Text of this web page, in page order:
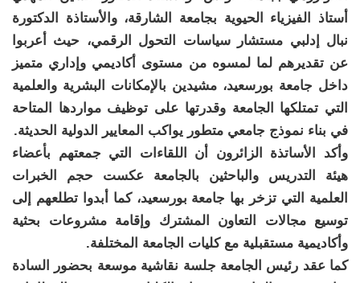
أستاذ الفيزياء الحيوية بجامعة الشارقة، والأستاذة الدكتورة
نبال إدلبي مستشار سياسات التحول الرقمي، حيث أعربوا
عن تقديرهم لما لمسوه من مستوى أكاديمي وإداري متميز
داخل جامعة بورسعيد، مشيدين بالإمكانات البشرية والعلمية
التي تمتلكها الجامعة وقدرتها على توظيف مواردها المتاحة
في بناء نموذج جامعي متطور يواكب المعايير الدولية الحديثة.
وأكد الأساتذة الزائرون أن اللقاءات التي جمعتهم بأعضاء
هيئة التدريس والباحثين بالجامعة عكست حجم الخبرات
العلمية التي تزخر بها جامعة بورسعيد، كما أبدوا تطلعهم إلى
توسيع مجالات التعاون المشترك وإقامة مشروعات بحثية
وأكاديمية مستقبلية مع كليات الجامعة المختلفة.
كما عقد رئيس الجامعة جلسة نقاشية موسعة بحضور السادة